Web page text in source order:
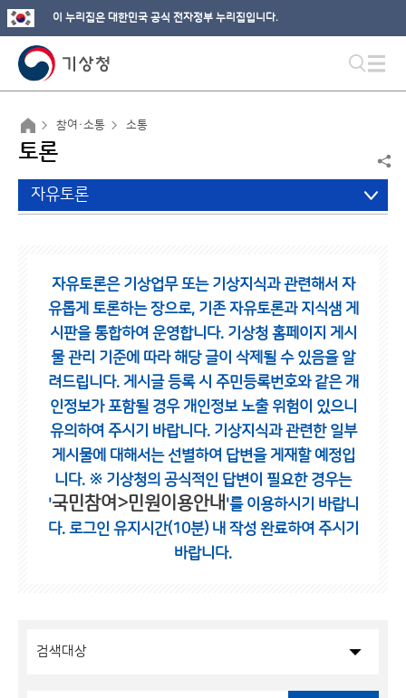
이 누리집은 대한민국 공식 전자정부 누리집입니다.
참여·소통 소통
토론
자유토론
자유토론은 기상업무 또는 기상지식과 관련해서 자
유롭게 토론하는 장으로, 기존 자유토론과 지식샘 게
시판을 통합하여 운영합니다. 기상청 홈페이지 게시
물 관리 기준에 따라 해당 글이 삭제될 수 있음을 알
려드립니다. 게시글 등록 시 주민등록번호와 같은 개
인정보가 포함될 경우 개인정보 노출 위험이 있으니
유의하여 주시기 바랍니다. 기상지식과 관련한 일부
게시물에 대해서는 선별하여 답변을 게재할 예정입
니다. ※ 기상청의 공식적인 답변이 필요한 경우는
'국민참여>민원이용안내 '를 이용하시기 바랍니
다. 로그인 유지시간(10분) 내 작성 완료하여 주시기
바랍니다.